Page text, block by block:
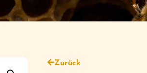
Zurück